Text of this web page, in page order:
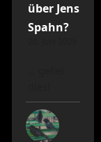
über Jens
Spahn?